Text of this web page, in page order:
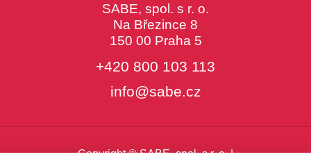
SABE, spol. s r. o.
Na Březince 8
150 00 Praha 5
+420 800 103 113
info@sabe.cz
Copyright © SABE, spol. s r. o. |